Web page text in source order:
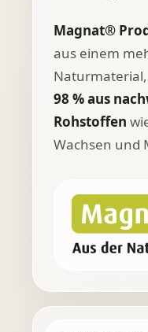
Magnat®
aus einem
98 % aus
Rohstoffen
Wachsen und